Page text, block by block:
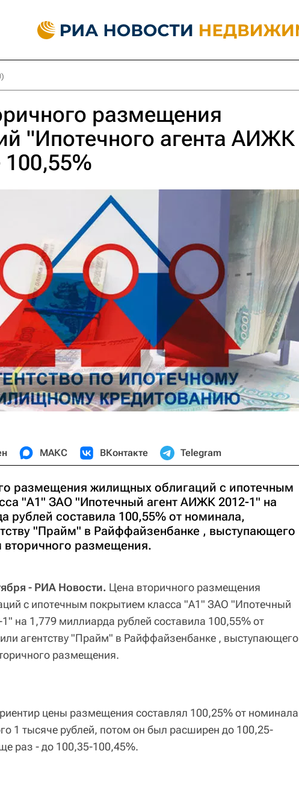
размещения
"Ипотечного агента АИЖК
МАКС ВКонтакте Telegram
размещения жилищных облигаций с ипотечным
"А1" ЗАО "Ипотечный агент АИЖК 2012-1" на
рублей составила 100,55% от номинала,
"Прайм" в Райффайзенбанке , выступающего
вторичного размещения.
- РИА Новости. Цена вторичного размещения
с ипотечным покрытием класса "А1" ЗАО "Ипотечный
на 1,779 миллиарда рублей составила 100,55% от
агентству "Прайм" в Райффайзенбанке , выступающего
размещения.
цены размещения составлял 100,25% от номинала
1 тысяче рублей, потом он был расширен до 100,25-
раз - до 100,35-100,45%.